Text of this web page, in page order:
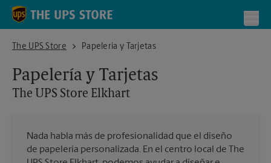
Skip to content
Return to Nav
The UPS Store
The UPS Store ElkhartPapelería y Tarjetas
Papelería y Tarjetas
The UPS Store Elkhart
Nada habla más de profesionalidad que el diseño
de papelería personalizada. En el centro local de The